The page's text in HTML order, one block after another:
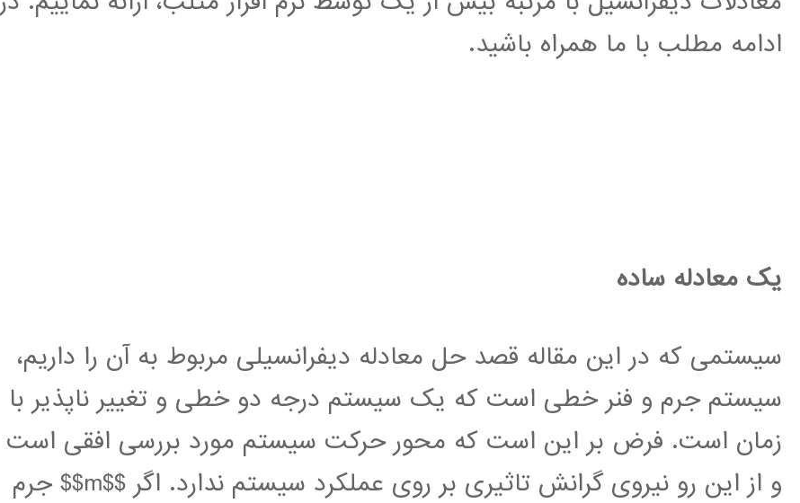
ادامه مطلب با ما همراه باشید.
یک معادله ساده
سیستمی که در این مقاله قصد حل معادله دیفرانسیلی مربوط به آن را داریم،
سیستم جرم و فنر خطی است که یک سیستم درجه دو خطی و تغییر ناپذیر با
زمان است. فرض بر این است که محور حرکت سیستم مورد بررسی افقی است
و از این رو نیروی گرانش تاثیری بر روی عملکرد سیستم ندارد. اگر $$m$$ جرم